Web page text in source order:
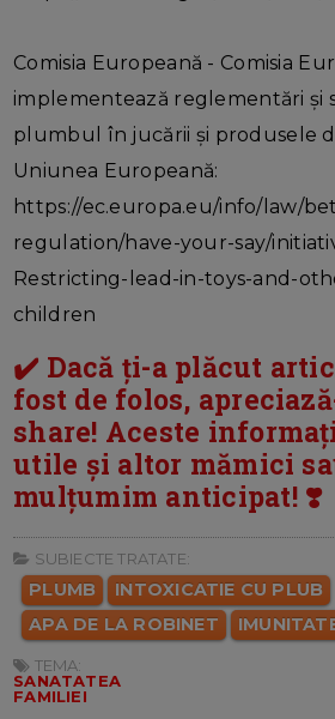
Comisia Europeană - Comisia
implementează reglementări și
plumbul în jucării și produsele
Uniunea Europeană:
https://ec.europa.eu/info/law/
regulation/have-your-say/
Restricting-lead-in-toys-and-
children
✔️ Dacă ți-a plăcut
fost de folos,
share! Aceste
utile și altor mămici
mulțumim anticipat! ❣️
SUBIECTE TRATATE:
PLUMB
INTOXICATIE CU PLUB
APA DE LA ROBINET
TEMA:
SANATATEA
FAMILIEI